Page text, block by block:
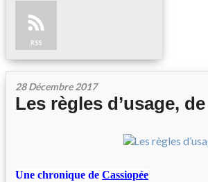
RSS
28 Décembre 2017
Les règles d’usage,
Une chronique de Cassiopée